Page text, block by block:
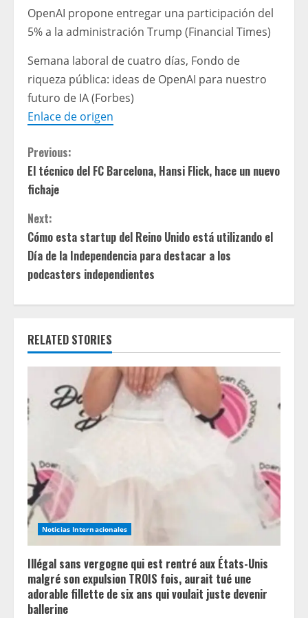
OpenAI propone entregar una participación del
5% a la administración Trump (Financial Times)
Semana laboral de cuatro días, Fondo de
riqueza pública: ideas de OpenAI para nuestro
futuro de IA (Forbes)
Enlace de origen
C
o
n
t
i
n
u
e
e
d
i
n
g
Previous:
El técnico del FC Barcelona, ​​Hansi Flick, hace un nuevo
fichaje
Next:
Cómo esta startup del Reino Unido está utilizando el
Día de la Independencia para destacar a los
podcasters independientes
RELATED STORIES
Noticias Internacionales
Illégal sans vergogne qui est rentré aux États-Unis
malgré son expulsion TROIS fois, aurait tué une
adorable fillette de six ans qui voulait juste devenir
ballerine